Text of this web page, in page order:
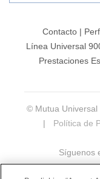
Contacto|
Línea Universal
Prestaciones
© Mutua Universal
|
Política de
Síguenos